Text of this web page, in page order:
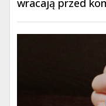
wracają przed